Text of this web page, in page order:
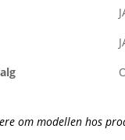
om modellen hos